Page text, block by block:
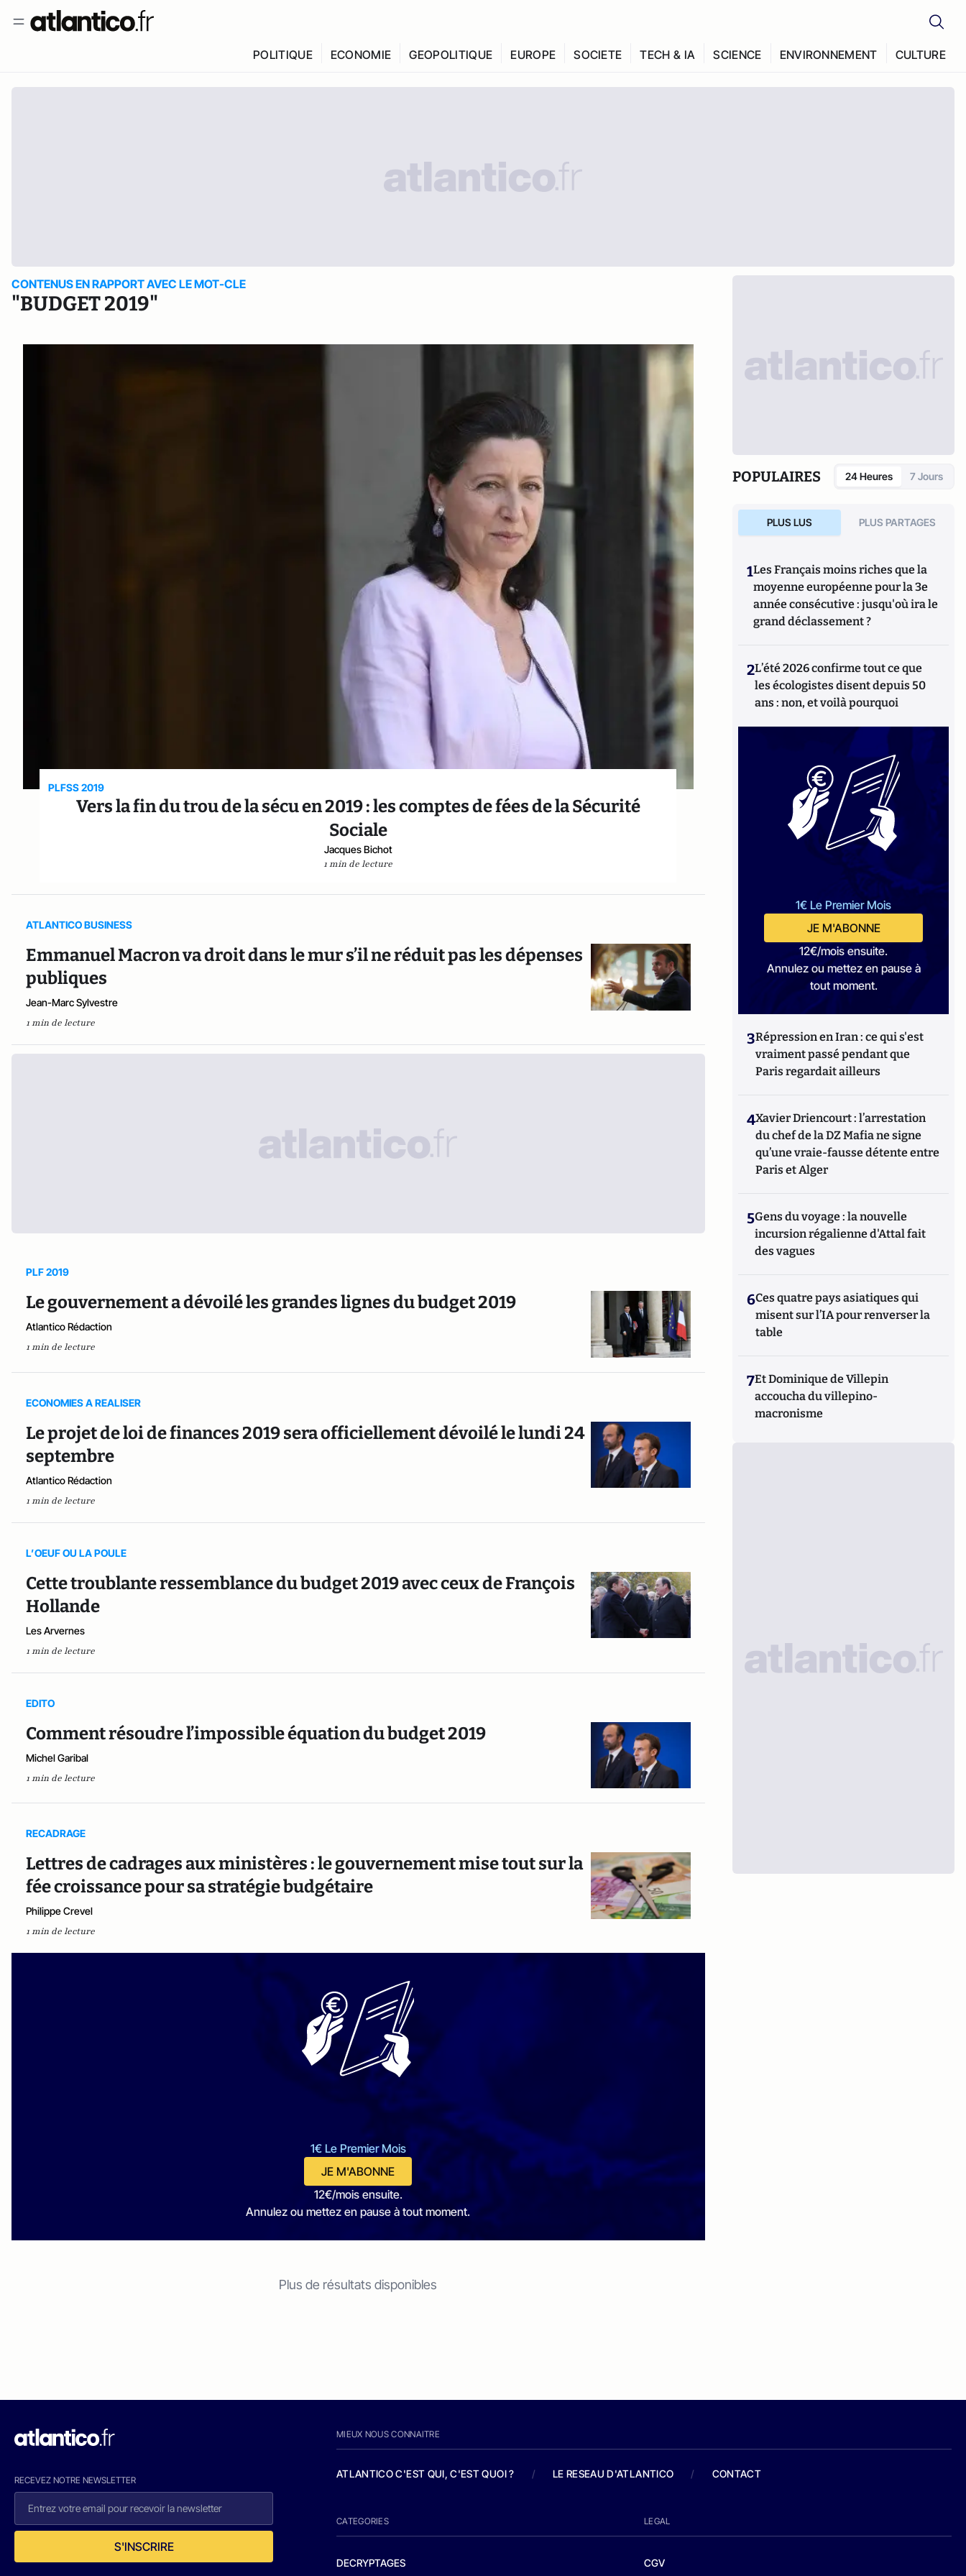
POLITIQUE ECONOMIE GEOPOLITIQUE EUROPE SOCIETE TECH & IA SCIENCE ENVIRONNEMENT CULTURE
CONTENUS EN RAPPORT AVEC LE MOT-CLE
"BUDGET 2019"
PLFSS 2019
Vers la fin du trou de la sécu en 2019 : les comptes de fées de la Sécurité
Sociale
Jacques Bichot
1 min de lecture
ATLANTICO BUSINESS
Emmanuel Macron va droit dans le mur s’il ne réduit pas les dépenses
publiques
Jean-Marc Sylvestre
1 min de lecture
PLF 2019
Le gouvernement a dévoilé les grandes lignes du budget 2019
Atlantico Rédaction
1 min de lecture
ECONOMIES A REALISER
Le projet de loi de finances 2019 sera officiellement dévoilé le lundi 24
septembre
Atlantico Rédaction
1 min de lecture
L’OEUF OU LA POULE
Cette troublante ressemblance du budget 2019 avec ceux de François
Hollande
Les Arvernes
1 min de lecture
EDITO
Comment résoudre l’impossible équation du budget 2019
Michel Garibal
1 min de lecture
RECADRAGE
Lettres de cadrages aux ministères : le gouvernement mise tout sur la
fée croissance pour sa stratégie budgétaire
Philippe Crevel
1 min de lecture
1€ Le Premier Mois
JE M'ABONNE
12€/mois ensuite.
Annulez ou mettez en pause à tout moment.
Plus de résultats disponibles
POPULAIRES 24 Heures 7 Jours
PLUS LUS PLUS PARTAGES
1Les Français moins riches que la
moyenne européenne pour la 3e
année consécutive : jusqu'où ira le
grand déclassement ?
2L’été 2026 confirme tout ce que
les écologistes disent depuis 50
ans : non, et voilà pourquoi
1€ Le Premier Mois
JE M'ABONNE
12€/mois ensuite.
Annulez ou mettez en pause à
tout moment.
3Répression en Iran : ce qui s'est
vraiment passé pendant que
Paris regardait ailleurs
4Xavier Driencourt : l’arrestation
du chef de la DZ Mafia ne signe
qu’une vraie-fausse détente entre
Paris et Alger
5Gens du voyage : la nouvelle
incursion régalienne d'Attal fait
des vagues
6Ces quatre pays asiatiques qui
misent sur l’IA pour renverser la
table
7Et Dominique de Villepin
accoucha du villepino-
macronisme
RECEVEZ NOTRE NEWSLETTER
S'INSCRIRE
MIEUX NOUS CONNAITRE
ATLANTICO C'EST QUI, C'EST QUOI ? / LE RESEAU D'ATLANTICO / CONTACT
CATEGORIES
DECRYPTAGES
LEGAL
CGV